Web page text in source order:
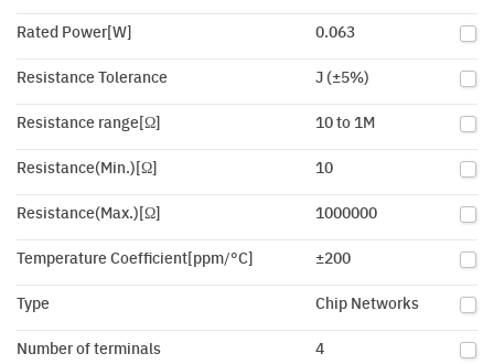
Rated Power[W] 0.063
Resistance Tolerance J (±5%)
Resistance range[Ω] 10 to 1M
Resistance(Min.)[Ω] 10
Resistance(Max.)[Ω] 1000000
Temperature Coefficient[ppm/°C] ±200
Type Chip Networks
Number of terminals 4